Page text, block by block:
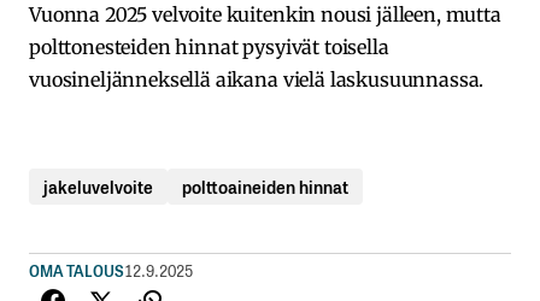
Vuonna 2025 velvoite kuitenkin nousi jälleen, mutta
polttonesteiden hinnat pysyivät toisella
vuosineljänneksellä aikana vielä laskusuunnassa.
jakeluvelvoite polttoaineiden hinnat
OMA TALOUS12.9.2025